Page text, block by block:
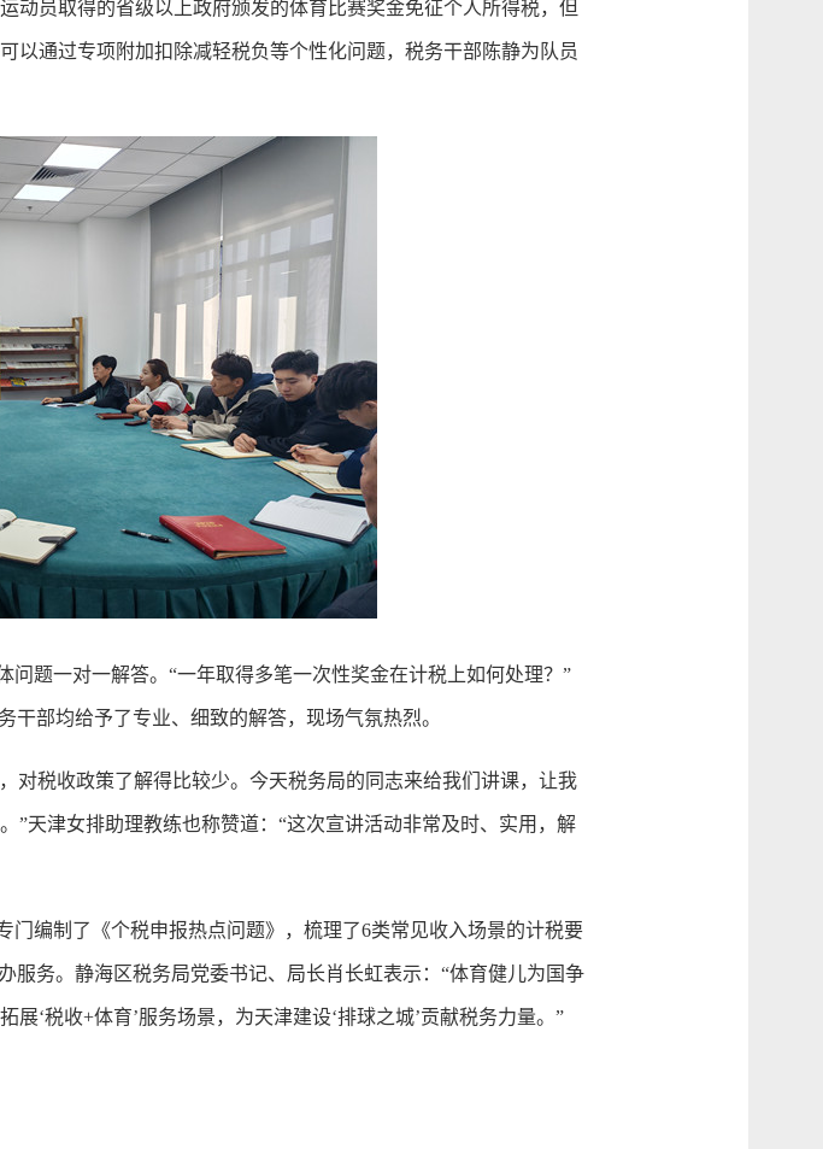
动员取得的省级以上政府颁发的体育比赛奖金免征个人所得税，但
以通过专项附加扣除减轻税负等个性化问题，税务干部陈静为队员
题一对一解答。“一年取得多笔一次性奖金在计税上如何处理？”
部均给予了专业、细致的解答，现场气氛热烈。
税收政策了解得比较少。今天税务局的同志来给我们讲课，让我
”天津女排助理教练也称赞道：“这次宣讲活动非常及时、实用，解
编制了《个税申报热点问题》，梳理了6类常见收入场景的计税要
服务。静海区税务局党委书记、局长肖长虹表示：“体育健儿为国争
‘税收+体育’服务场景，为天津建设‘排球之城’贡献税务力量。”